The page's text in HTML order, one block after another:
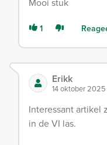
1
Erikk
14 oktober 2025
Interessant artikel
in de VI las.